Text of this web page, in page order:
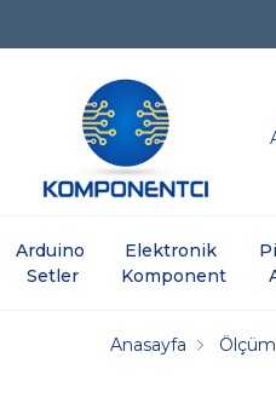
Arduino
Setler
Elektronik
Komponent
Anasayfa